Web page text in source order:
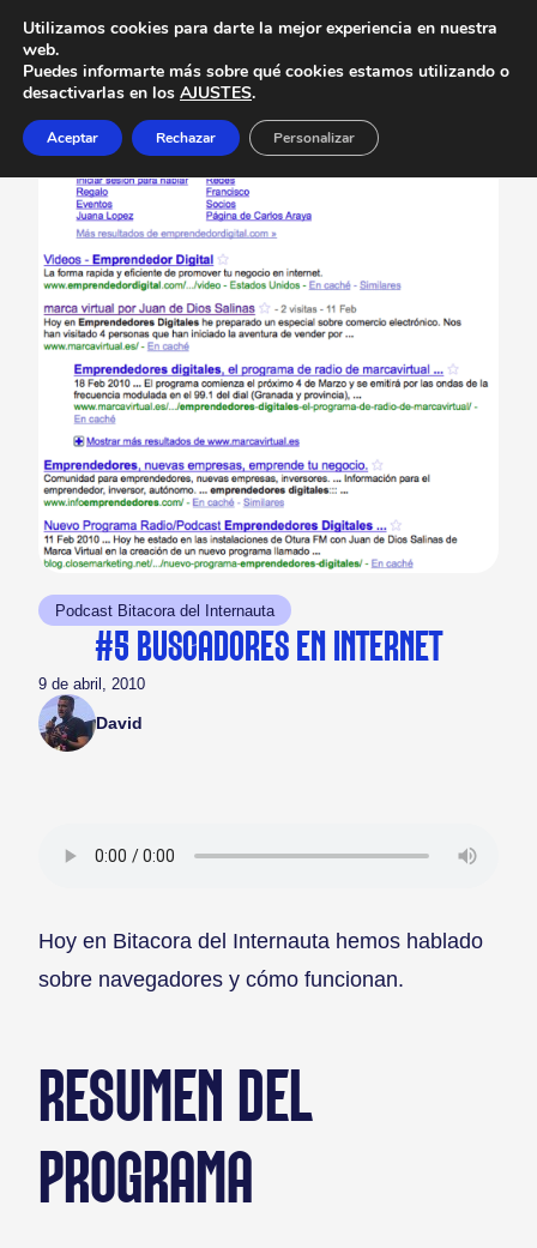
Podcast Bitacora del Internauta
#5 BUSCADORES EN INTERNET
9 de abril, 2010
David
Hoy en Bitacora del Internauta hemos hablado
sobre navegadores y cómo funcionan.
RESUMEN DEL
PROGRAMA
Utilizamos cookies para darte la mejor experiencia en nuestra
web.
Puedes informarte más sobre qué cookies estamos utilizando o
desactivarlas en los AJUSTES.
Aceptar Rechazar Personalizar